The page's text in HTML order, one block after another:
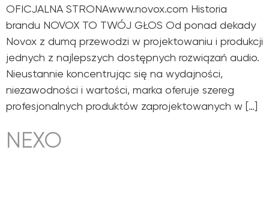
OFICJALNA STRONAwww.novox.com Historia
brandu NOVOX TO TWÓJ GŁOS Od ponad dekady
Novox z dumą przewodzi w projektowaniu i produkcji
jednych z najlepszych dostępnych rozwiązań audio.
Nieustannie koncentrując się na wydajności,
niezawodności i wartości, marka oferuje szereg
profesjonalnych produktów zaprojektowanych w […]
NEXO